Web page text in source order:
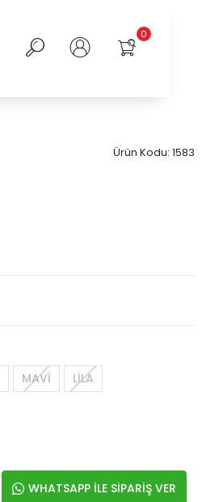
0
Ürün Kodu: 1583
MAVİ LİLA
WHATSAPP İLE SİPARİŞ VER